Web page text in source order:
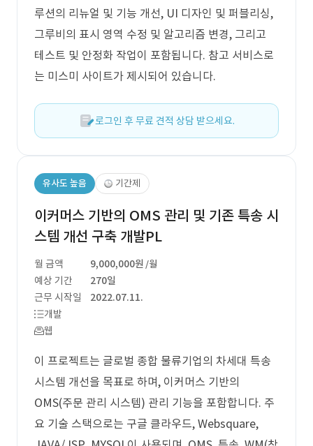
루션의 리뉴얼 및 기능 개선, UI 디자인 및 퍼블리싱,
그루비의 표시 영역 수정 및 알고리즘 변경, 그리고
테스트 및 안정화 작업이 포함됩니다. 참고 서비스로
는 미스미 사이트가 제시되어 있습니다.
로그인 후 무료 견적 상담 받으세요.
유사도 높음 기간제
이커머스 기반의 OMS 관리 및 기존 특송 시
스템 개선 구축 개발PL
월 금액 9,000,000원 /월
예상 기간
270일
근무 시작일
2022.07.11.
개발
웹
이 프로젝트는 글로벌 종합 물류기업의 차세대 특송
시스템 개선을 목표로 하며, 이커머스 기반의
OMS(주문 관리 시스템) 관리 기능을 포함합니다. 주
요 기술 스택으로는 구글 클라우드, Websquare,